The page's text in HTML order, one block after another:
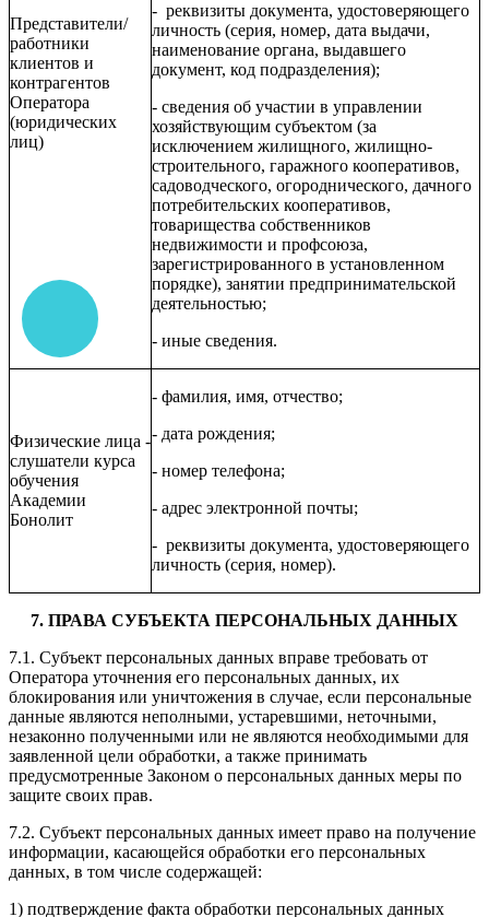
Представители/
работники
клиентов и
контрагентов
Оператора
(юридических
лиц)
- реквизиты документа, удостоверяющего
личность (серия, номер, дата выдачи,
наименование органа, выдавшего
документ, код подразделения);
- сведения об участии в управлении
хозяйствующим субъектом (за
исключением жилищного, жилищно-
строительного, гаражного кооперативов,
садоводческого, огороднического, дачного
потребительских кооперативов,
товарищества собственников
недвижимости и профсоюза,
зарегистрированного в установленном
порядке), занятии предпринимательской
деятельностью;
- иные сведения.
Физические лица -
слушатели курса
обучения
Академии
Бонолит
- фамилия, имя, отчество;
- дата рождения;
- номер телефона;
- адрес электронной почты;
- реквизиты документа, удостоверяющего
личность (серия, номер).
7. ПРАВА СУБЪЕКТА ПЕРСОНАЛЬНЫХ ДАННЫХ
7.1. Субъект персональных данных вправе требовать от
Оператора уточнения его персональных данных, их
блокирования или уничтожения в случае, если персональные
данные являются неполными, устаревшими, неточными,
незаконно полученными или не являются необходимыми для
заявленной цели обработки, а также принимать
предусмотренные Законом о персональных данных меры по
защите своих прав.
7.2. Субъект персональных данных имеет право на получение
информации, касающейся обработки его персональных
данных, в том числе содержащей:
1) подтверждение факта обработки персональных данных